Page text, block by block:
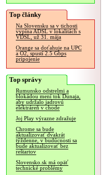
Top články
Na Slovensku sa v tichosti
vypína ADSL v lokalitách s
VDSL, už 31. mája
Orange sa doťahuje na UPC
a O2, spustí 2.5 Gbps
pripojenie
Top správy
Rumunsko odstrelmi a
blokádou mení tok Dunaja,
aby udržalo jadrovú
elektráreň v chode
Joj Play výrazne zdražuje
Chrome sa bude
aktualizovať dvakrát
týždenne, v budúcnosti sa
bude aktualizovať bez
reštartov
Slovensko.sk má opäť
technické problémy